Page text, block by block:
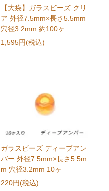
【大袋】ガラスビーズ クリ
ア 外径7.5mm×長さ5.5mm
穴径3.2mm 約100ヶ
1,595円(税込)
ガラスビーズ ディープアン
バー 外径7.5mm×長さ5.5m
m 穴径3.2mm 10ヶ
220円(税込)